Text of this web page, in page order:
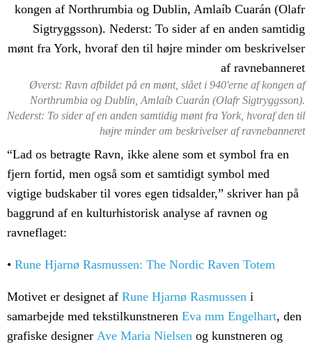
Øverst: Ravn afbildet på en mønt, slået i 940'erne af kongen af
Northrumbia og Dublin, Amlaíb Cuarán (Olafr Sigtryggsson).
Nederst: To sider af en anden samtidig mønt fra York, hvoraf den til
højre minder om beskrivelser af ravnebanneret
“Lad os betragte Ravn, ikke alene som et symbol fra en
fjern fortid, men også som et samtidigt symbol med
vigtige budskaber til vores egen tidsalder,” skriver han på
baggrund af en kulturhistorisk analyse af ravnen og
ravneflaget:
• Rune Hjarnø Rasmussen: The Nordic Raven Totem
Motivet er designet af Rune Hjarnø Rasmussen i
samarbejde med tekstilkunstneren Eva mm Engelhart, den
grafiske designer Ave Maria Nielsen og kunstneren og